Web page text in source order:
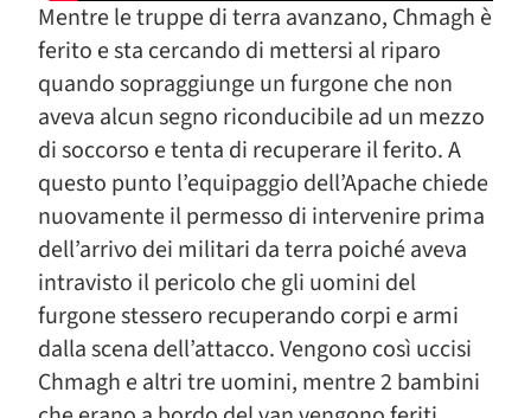
Mentre le truppe di terra avanzano, Chmagh è
ferito e sta cercando di mettersi al riparo
quando sopraggiunge un furgone che non
aveva alcun segno riconducibile ad un mezzo
di soccorso e tenta di recuperare il ferito. A
questo punto l’equipaggio dell’Apache chiede
nuovamente il permesso di intervenire prima
dell’arrivo dei militari da terra poiché aveva
intravisto il pericolo che gli uomini del
furgone stessero recuperando corpi e armi
dalla scena dell’attacco. Vengono così uccisi
Chmagh e altri tre uomini, mentre 2 bambini